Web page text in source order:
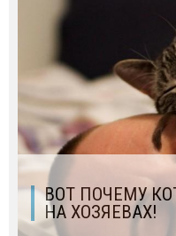
ВОТ ПОЧЕМУ
НА ХОЗЯЕВАХ!